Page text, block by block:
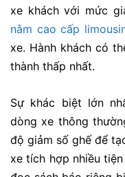
xe khách với mức
nằm cao cấp
xe. Hành khách có
thành thấp nhất.
Sự khác biệt lớn
dòng xe thông
độ giảm số ghế để
xe tích hợp nhiều